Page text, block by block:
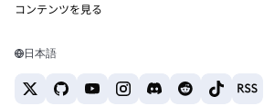
Web3サービス
サポート
キャリア
お問い合わせ
Tetherの価格
USDT→INR
BTC→INR
ETH→USDT
ETHの購入
USDTの購入
コンテンツを見る
Solanaウォレット
日本語